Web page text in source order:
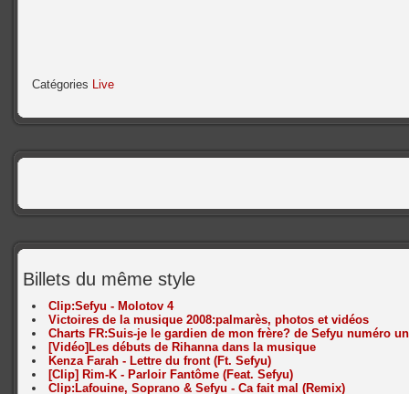
Catégories Live
Billets du même style
Clip:Sefyu - Molotov 4
Victoires de la musique 2008:palmarès, photos et vidéos
Charts FR:Suis-je le gardien de mon frère? de Sefyu numéro un
[Vidéo]Les débuts de Rihanna dans la musique
Kenza Farah - Lettre du front (Ft. Sefyu)
[Clip] Rim-K - Parloir Fantôme (Feat. Sefyu)
Clip:Lafouine, Soprano & Sefyu - Ca fait mal (Remix)